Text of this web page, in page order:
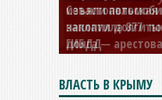
заплатила 877
долга —
ВЛАСТЬ В КРЫМУ